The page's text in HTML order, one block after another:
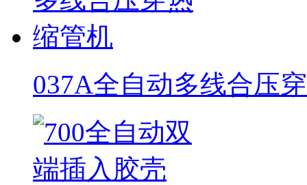
037A全自动多线合压